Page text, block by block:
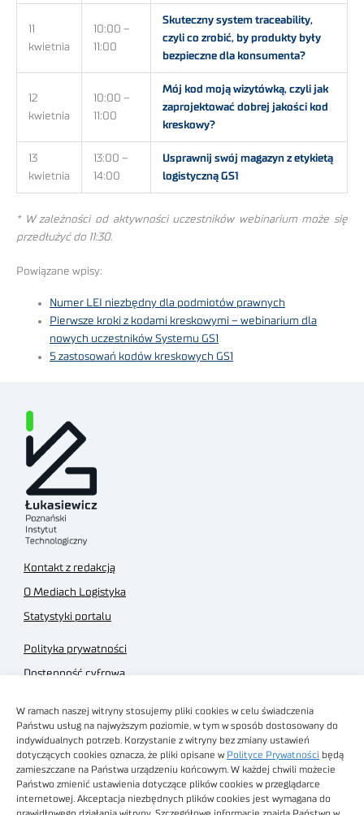
W ramach naszej witryny stosujemy pliki cookies w celu świadczenia
Państwu usług na najwyższym poziomie, w tym w sposób dostosowany do
indywidualnych potrzeb. Korzystanie z witryny bez zmiany ustawień
dotyczących cookies oznacza, że pliki opisane w Polityce Prywatności będą
zamieszczane na Państwa urządzeniu końcowym. W każdej chwili możecie
Państwo zmienić ustawienia dotyczące plików cookies w przeglądarce
internetowej. Akceptacja niezbędnych plików cookies jest wymagana do
11
kwietnia
10:00 –
11:00
Skuteczny system traceability,
czyli co zrobić, by produkty były
bezpieczne dla konsumenta?
12
kwietnia
10:00 –
11:00
Mój kod moją wizytówką, czyli jak
zaprojektować dobrej jakości kod
kreskowy?
13
kwietnia
13:00 –
14:00
Usprawnij swój magazyn z etykietą
logistyczną GS1
* W zależności od aktywności uczestników webinarium może się
przedłużyć do 11:30.
Powiązane wpisy:
Numer LEI niezbędny dla podmiotów prawnych
Pierwsze kroki z kodami kreskowymi – webinarium dla
nowych uczestników Systemu GS1
5 zastosowań kodów kreskowych GS1
Kontakt z redakcją
O Mediach Logistyka
Statystyki portalu
Polityka prywatności
Dostępność cyfrowa
Regulamin sklepu
Obrazy stockowe